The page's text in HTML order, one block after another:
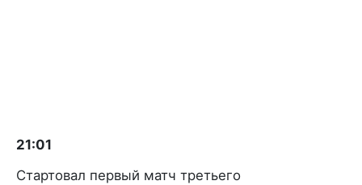
21:01
Стартовал первый матч третьего